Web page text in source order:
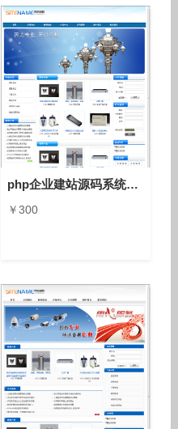
php企业建站源码系统8.0单站版，单语言双语言多语言anfang10a9
￥300